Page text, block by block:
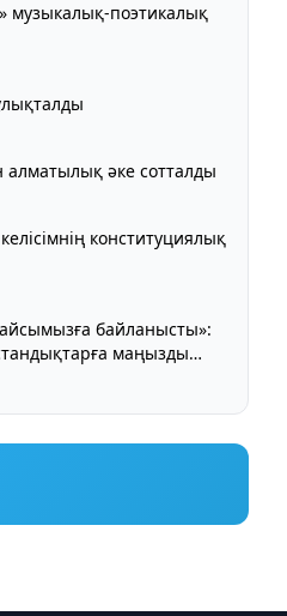
музыкалық-поэтикалық
әке сотталды
байланысты»:
маңызды